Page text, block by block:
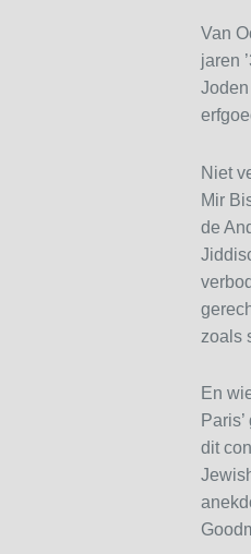
Van
jaren
Niet
Mir
de
zoals
En
dit